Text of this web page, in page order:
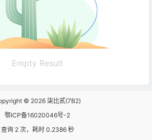
Empty Result
© 2026 柒比贰(7B2)
鄂ICP备16020046号-2
查询 2 次，耗时 0.2386 秒